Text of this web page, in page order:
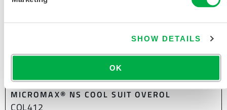
SHOW DETAILS
OK
MICROMAX® NS COOL SUIT OVEROL
COL412